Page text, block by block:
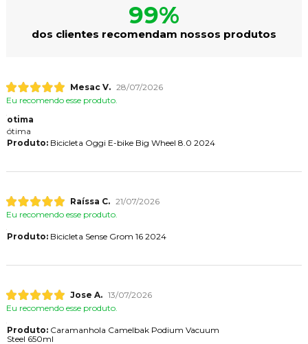
99%
dos clientes recomendam nossos produtos
Mesac V. 28/07/2026
Eu recomendo esse produto.
otima
ótima
Produto:Bicicleta Oggi E-bike Big Wheel 8.0 2024
Raíssa C. 21/07/2026
Eu recomendo esse produto.
Produto:Bicicleta Sense Grom 16 2024
Jose A. 13/07/2026
Eu recomendo esse produto.
Produto:Caramanhola Camelbak Podium Vacuum
Steel 650ml